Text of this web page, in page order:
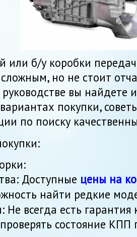
или б/у коробки
сложным, но не стоит
вы найдете
покупки,
по поиску
Доступные цены на
найти редкие
Не всегда есть
состояние КПП